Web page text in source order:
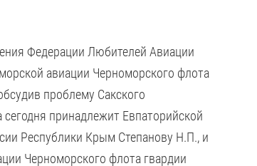
Федерации Любителей Авиации
авиации Черноморского флота
проблему Сакского
принадлежит Евпаторийской
Республики Крым Степанову Н.П., и
Черноморского флота гвардии